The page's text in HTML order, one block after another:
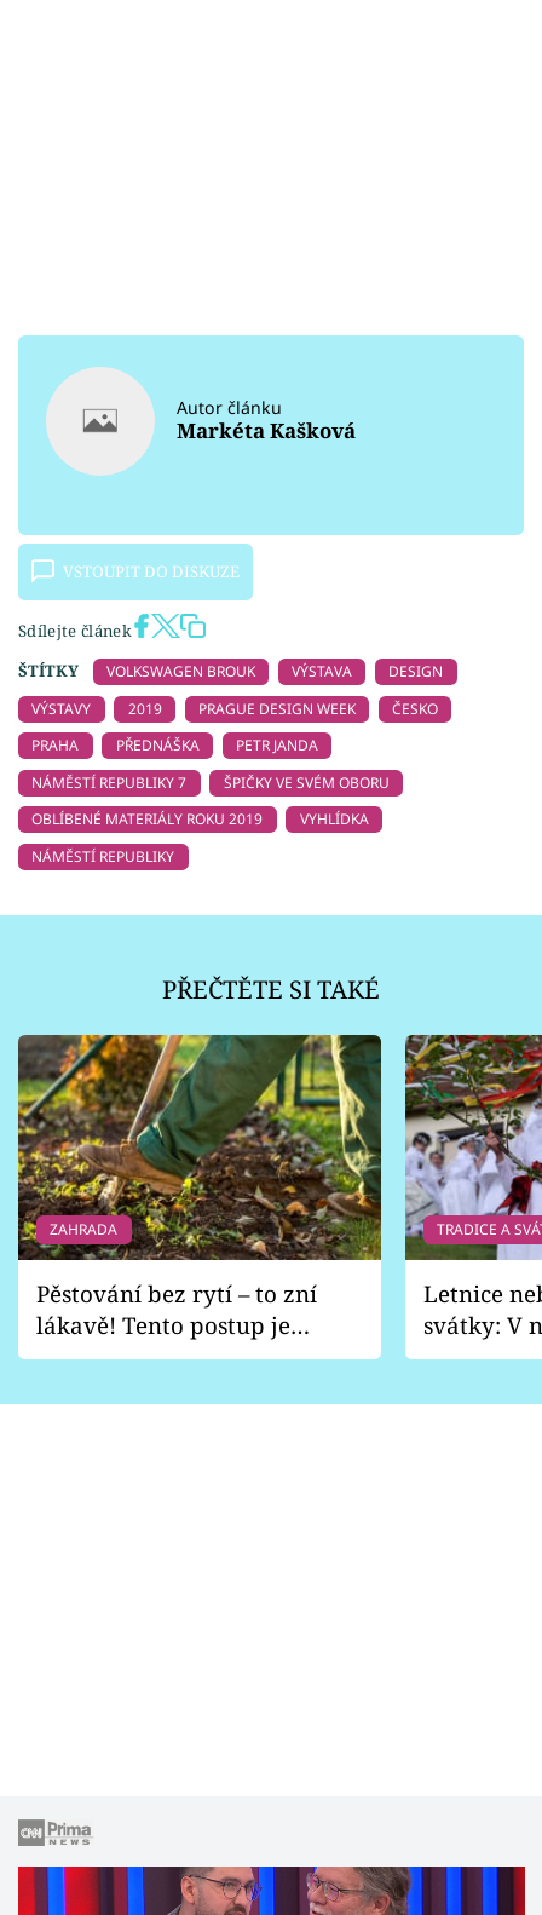
Autor článku
Markéta Kašková
VSTOUPIT DO DISKUZE
Sdílejte článek
ŠTÍTKY
VOLKSWAGEN BROUK VÝSTAVA
DESIGN
VÝSTAVY
2019 PRAGUE DESIGN WEEK
ČESKO
PRAHA
PŘEDNÁŠKA
PETR JANDA
NÁMĚSTÍ REPUBLIKY 7
ŠPIČKY VE SVÉM OBORU
OBLÍBENÉ MATERIÁLY ROKU 2019
VYHLÍDKA
NÁMĚSTÍ REPUBLIKY
PŘEČTĚTE SI TAKÉ
ZAHRADA
Pěstování bez rytí – to zní
lákavě! Tento postup je
vhodný jen pro některé
TRADICE A
Letnice
svátky: V
pondělí